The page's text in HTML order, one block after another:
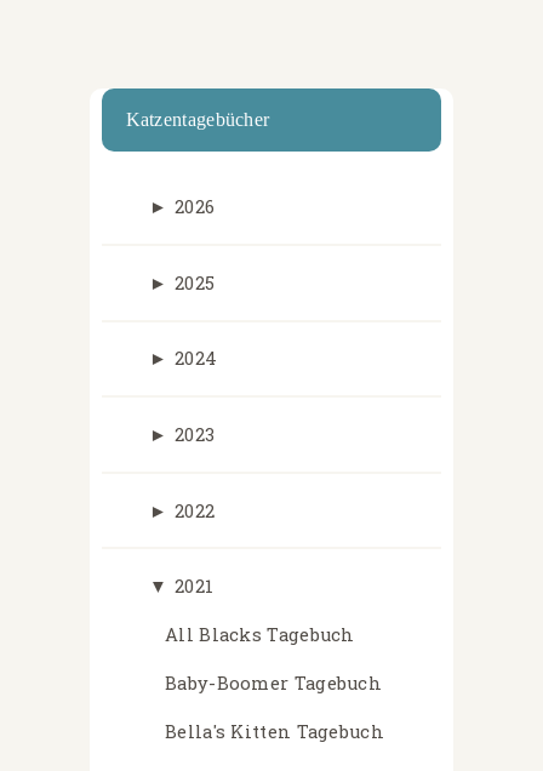
Katzentagebücher
► 2026
► 2025
► 2024
► 2023
► 2022
▼ 2021
All Blacks Tagebuch
Baby-Boomer Tagebuch
Bella's Kitten Tagebuch